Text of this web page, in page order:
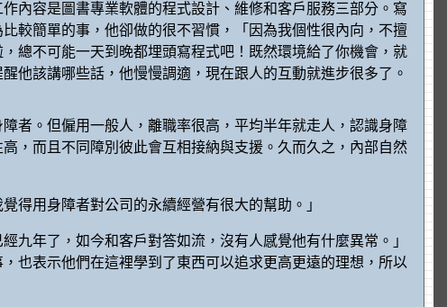
內容是圖書專業軟體的程式設計、維修和客戶服務三部分。寫
較簡單的事，他卻做的很不習慣，「因為我個性很內向，不擅
總不可能一天到晚都埋頭寫程式吧！既然環境給了你機會，就
他該講哪些話，他慢慢調適，現在跟人的互動就進步很多了。
者。但僱用一般人，離職率很高，平均半年就走人，認識身障
，而且不同障別彼此會互相接納與支援。久而久之，內部自然
覺得用身障者對公司的永續經營有很大的幫助。」
九年了，如今和客戶對答如流，沒有人感覺他有什麼異常。」
也表示他們在這裡學到了東西可以追求更高更遠的理想，所以